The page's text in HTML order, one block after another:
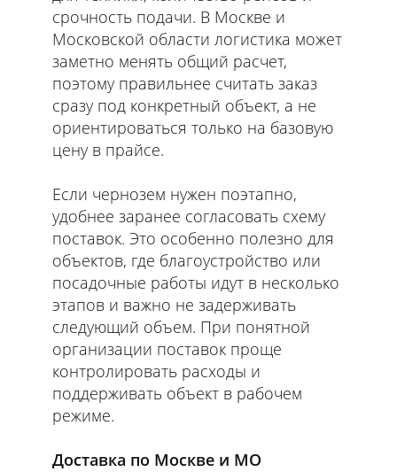
срочность подачи. В Москве и
Московской области логистика может
заметно менять общий расчет,
поэтому правильнее считать заказ
сразу под конкретный объект, а не
ориентироваться только на базовую
цену в прайсе.
Если чернозем нужен поэтапно,
удобнее заранее согласовать схему
поставок. Это особенно полезно для
объектов, где благоустройство или
посадочные работы идут в несколько
этапов и важно не задерживать
следующий объем. При понятной
организации поставок проще
контролировать расходы и
поддерживать объект в рабочем
режиме.
Доставка по Москве и МО